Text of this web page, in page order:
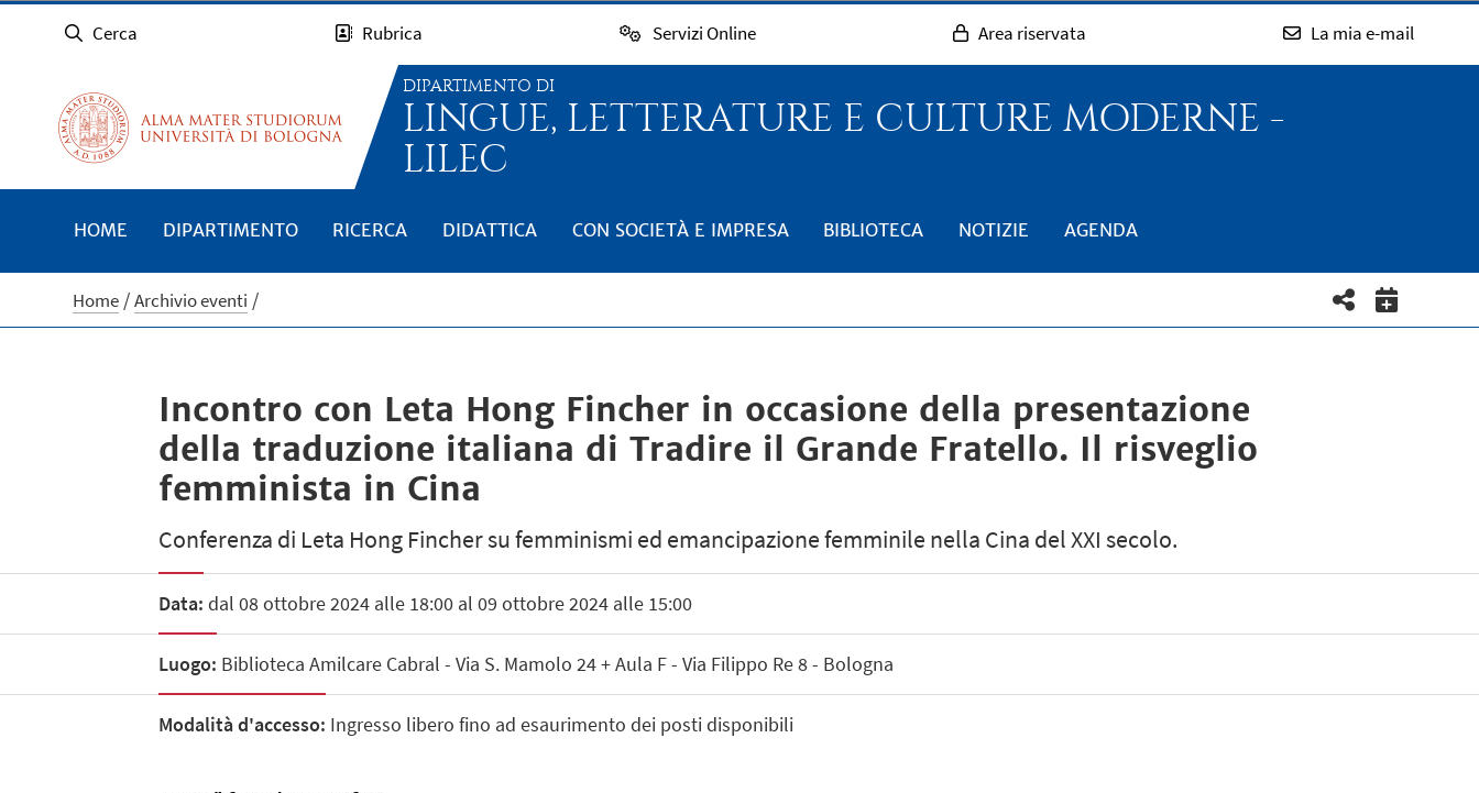
Cerca Rubrica Servizi Online Area riservata La mia e-mail
DIPARTIMENTO DI
LINGUE, LETTERATURE E CULTURE MODERNE -
LILEC
HOME DIPARTIMENTO RICERCA DIDATTICA CON SOCIETÀ E IMPRESA BIBLIOTECA NOTIZIE AGENDA
Home Archivio eventi
Incontro con Leta Hong Fincher in occasione della presentazione
della traduzione italiana di Tradire il Grande Fratello. Il risveglio
femminista in Cina
Conferenza di Leta Hong Fincher su femminismi ed emancipazione femminile nella Cina del XXI secolo.
Data: dal 08 ottobre 2024 alle 18:00 al 09 ottobre 2024 alle 15:00
Luogo: Biblioteca Amilcare Cabral - Via S. Mamolo 24 + Aula F - Via Filippo Re 8 - Bologna
Modalità d'accesso: Ingresso libero fino ad esaurimento dei posti disponibili